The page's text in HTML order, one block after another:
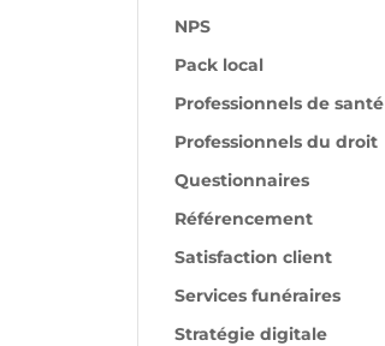
NPS
Pack local
Professionnels de santé
Professionnels du droit
Questionnaires
Référencement
Satisfaction client
Services funéraires
Stratégie digitale